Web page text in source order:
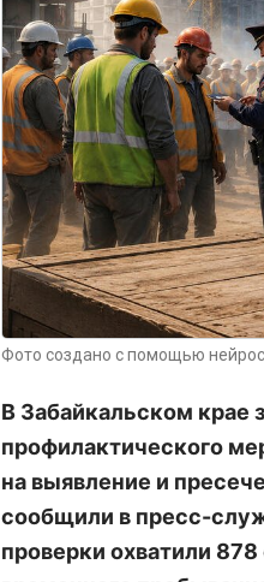
Фото создано с помощью
В Забайкальском крае
профилактического
на выявление и
сообщили в пресс-
проверки охватили